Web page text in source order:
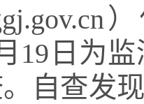
19日为
自查发